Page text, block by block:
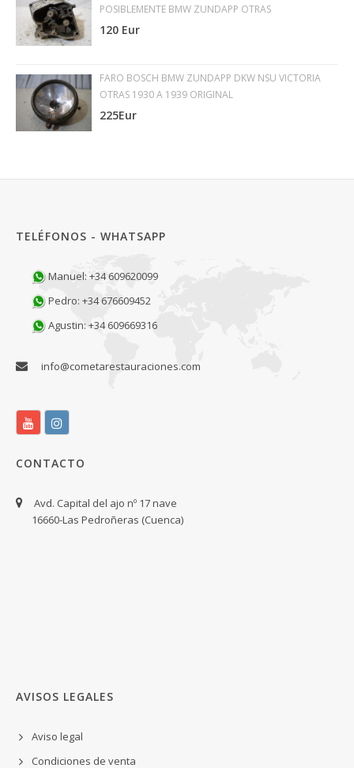
POSIBLEMENTE BMW ZUNDAPP OTRAS
120 Eur
FARO BOSCH BMW ZUNDAPP DKW NSU VICTORIA
OTRAS 1930 A 1939 ORIGINAL
225Eur
TELÉFONOS - WHATSAPP
Manuel: +34 609620099
Pedro: +34 676609452
Agustin: +34 609669316
info@cometarestauraciones.com
CONTACTO
Avd. Capital del ajo nº 17 nave
16660-Las Pedroñeras (Cuenca)
AVISOS LEGALES
Aviso legal
Condiciones de venta